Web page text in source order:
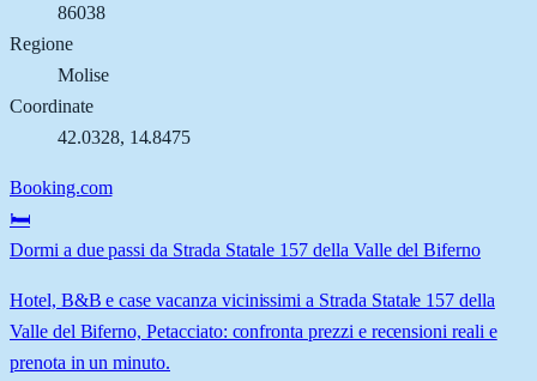
86038
Regione
Molise
Coordinate
42.0328, 14.8475
Booking.com
🛏️
Dormi a due passi da Strada Statale 157 della Valle del Biferno
Hotel, B&B e case vacanza vicinissimi a Strada Statale 157 della
Valle del Biferno, Petacciato: confronta prezzi e recensioni reali e
prenota in un minuto.